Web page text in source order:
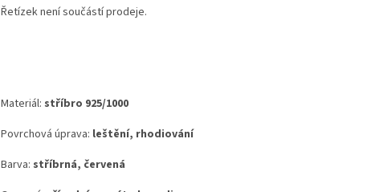
Řetízek není součástí prodeje.
Materiál: stříbro 925/1000
Povrchová úprava: leštění, rhodiování
Barva: stříbrná, červená